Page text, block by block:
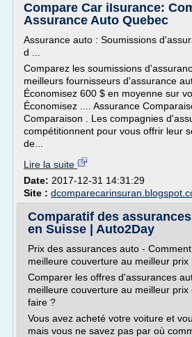
Compare Car iIsurance:
Assurance Auto Quebec
Assurance auto : Soumissions
d ...
Comparez les soumissions
meilleurs fournisseurs d'assurance
Économisez 600 $ en moyenne sur
Économisez .... Assurance
Comparaison . Les compagnies
compétitionnent pour vous offrir leur
de...
Lire la suite
Date: 2017-12-31 14:31:29
Site :
Comparatif des
en Suisse | Auto2Day
Prix des assurances auto -
meilleure couverture au meilleur prix
Comparer les offres d'assurances
meilleure couverture au meilleur
faire ?
Vous avez acheté votre voiture et
mais vous ne savez pas par où